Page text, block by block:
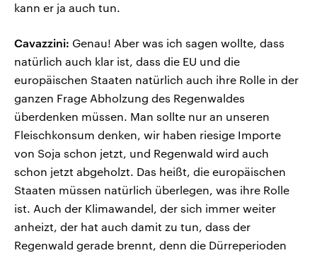
kann er ja auch tun.
Cavazzini: Genau! Aber was ich sagen wollte, dass
natürlich auch klar ist, dass die EU und die
europäischen Staaten natürlich auch ihre Rolle in der
ganzen Frage Abholzung des Regenwaldes
überdenken müssen. Man sollte nur an unseren
Fleischkonsum denken, wir haben riesige Importe
von Soja schon jetzt, und Regenwald wird auch
schon jetzt abgeholzt. Das heißt, die europäischen
Staaten müssen natürlich überlegen, was ihre Rolle
ist. Auch der Klimawandel, der sich immer weiter
anheizt, der hat auch damit zu tun, dass der
Regenwald gerade brennt, denn die Dürreperioden